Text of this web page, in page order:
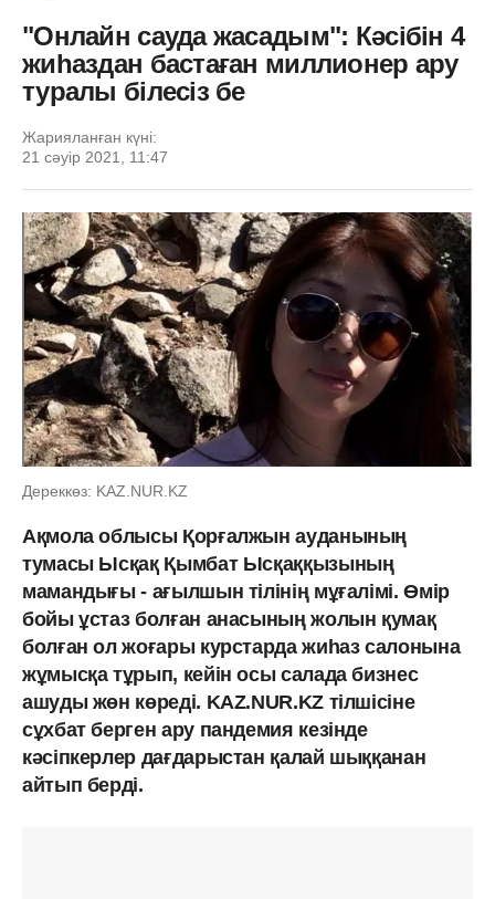
"Онлайн сауда жасадым": Кәсібін 4
жиһаздан бастаған миллионер ару
туралы білесіз бе
Жарияланған күні:
21 сәуір 2021, 11:47
Дереккөз: KAZ.NUR.KZ
Ақмола облысы Қорғалжын ауданының
тумасы Ысқақ Қымбат Ысқаққызының
мамандығы - ағылшын тілінің мұғалімі. Өмір
бойы ұстаз болған анасының жолын қумақ
болған ол жоғары курстарда жиһаз салонына
жұмысқа тұрып, кейін осы салада бизнес
ашуды жөн көреді. KAZ.NUR.KZ тілшісіне
сұхбат берген ару пандемия кезінде
кәсіпкерлер дағдарыстан қалай шыққанан
айтып берді.